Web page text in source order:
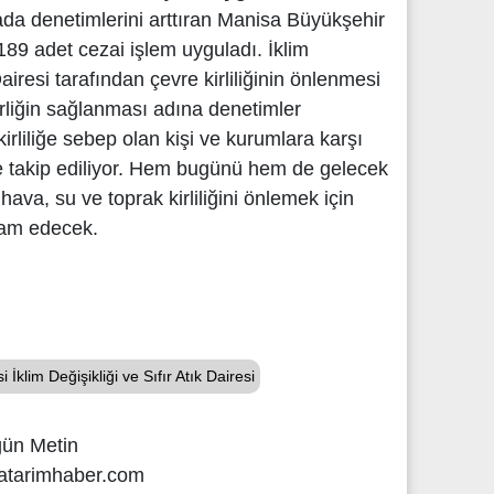
denetimlerini arttıran Manisa Büyükşehir
adet cezai işlem uyguladı. İklim
tarafından çevre kirliliğinin önlenmesi
sağlanması adına denetimler
sebep olan kişi ve kurumlara karşı
ediliyor. Hem bugünü hem de gelecek
su ve toprak kirliliğini önlemek için
edecek.
Değişikliği ve Sıfır Atık Dairesi
Metin